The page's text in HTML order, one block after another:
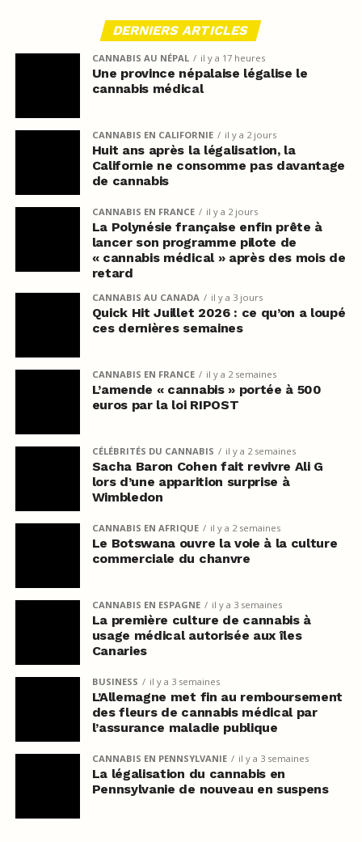
DERNIERS ARTICLES
CANNABIS AU NÉPAL il y a 17 heures
Une province népalaise légalise le
cannabis médical
CANNABIS EN CALIFORNIE il y a 2 jours
Huit ans après la légalisation, la
Californie ne consomme pas davantage
de cannabis
CANNABIS EN FRANCE il y a 2 jours
La Polynésie française enfin prête à
lancer son programme pilote de
« cannabis médical » après des mois de
retard
CANNABIS AU CANADA il y a 3 jours
Quick Hit Juillet 2026 : ce qu’on a loupé
ces dernières semaines
CANNABIS EN FRANCE il y a 2 semaines
L’amende « cannabis » portée à 500
euros par la loi RIPOST
CÉLÉBRITÉS DU CANNABIS il y a 2 semaines
Sacha Baron Cohen fait revivre Ali G
lors d’une apparition surprise à
Wimbledon
CANNABIS EN AFRIQUE il y a 2 semaines
Le Botswana ouvre la voie à la culture
commerciale du chanvre
CANNABIS EN ESPAGNE il y a 3 semaines
La première culture de cannabis à
usage médical autorisée aux îles
Canaries
BUSINESS il y a 3 semaines
L’Allemagne met fin au remboursement
des fleurs de cannabis médical par
l’assurance maladie publique
CANNABIS EN PENNSYLVANIE il y a 3 semaines
La légalisation du cannabis en
Pennsylvanie de nouveau en suspens